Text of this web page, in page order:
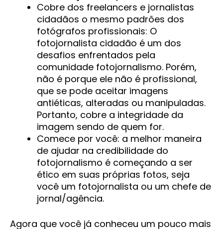
Cobre dos freelancers e jornalistas
cidadãos o mesmo padrões dos
fotógrafos profissionais: O
fotojornalista cidadão é um dos
desafios enfrentados pela
comunidade fotojornalismo. Porém,
não é porque ele não é profissional,
que se pode aceitar imagens
antiéticas, alteradas ou manipuladas.
Portanto, cobre a integridade da
imagem sendo de quem for.
Comece por você: a melhor maneira
de ajudar na credibilidade do
fotojornalismo é começando a ser
ético em suas próprias fotos, seja
você um fotojornalista ou um chefe de
jornal/agência.
Agora que você já conheceu um pouco mais